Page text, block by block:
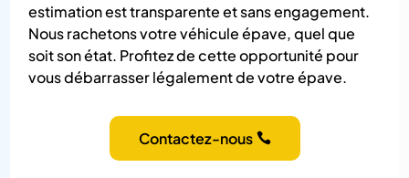
estimation est transparente et sans engagement.
Nous rachetons votre véhicule épave, quel que
soit son état. Profitez de cette opportunité pour
vous débarrasser légalement de votre épave.
Contactez-nous